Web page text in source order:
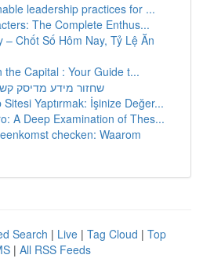
leadership practices for ...
The Complete Enthus...
– Chốt Số Hôm Nay, Tỷ Lệ Ăn
the Capital : Your Guide t...
שחזור מידע מדיסק
Yaptırmak: İşinize Değer...
A Deep Examination of Thes...
checken: Waarom
Search | Live | Tag Cloud | Top
| All RSS Feeds